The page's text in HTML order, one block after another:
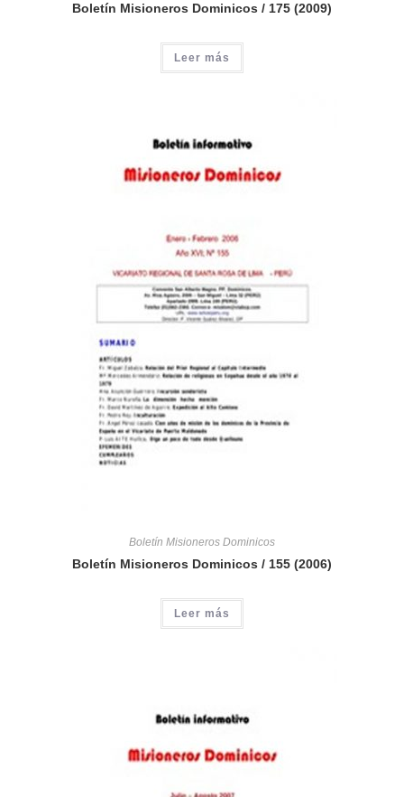
Boletín Misioneros Dominicos / 175 (2009)
Leer más
Boletín Misioneros Dominicos
Boletín Misioneros Dominicos / 155 (2006)
Leer más